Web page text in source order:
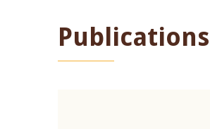
Publications